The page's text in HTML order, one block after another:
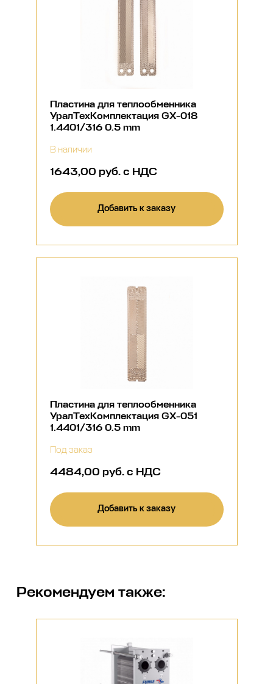
Пластина для теплообменника
УралТехКомплектация GX-018
1.4401/316 0.5 mm
В наличии
1643,00 руб. с НДС
Добавить к заказу
Пластина для теплообменника
УралТехКомплектация GX-051
1.4401/316 0.5 mm
Под заказ
4484,00 руб. с НДС
Добавить к заказу
Рекомендуем также: